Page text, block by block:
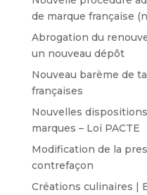
de marque française
Abrogation du
un nouveau dépôt
Nouveau barème de
françaises
Nouvelles
marques – Loi PACTE
Modification de la
contrefaçon
Créations culinaires |